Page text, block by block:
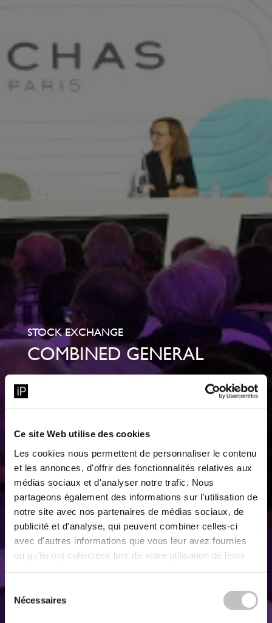
Ce site Web utilise des cookies
Les cookies nous permettent de personnaliser le contenu
et les annonces, d'offrir des fonctionnalités relatives aux
médias sociaux et d'analyser notre trafic. Nous
partageons également des informations sur l'utilisation de
notre site avec nos partenaires de médias sociaux, de
publicité et d'analyse, qui peuvent combiner celles-ci
avec d'autres informations que vous leur avez fournies
ou qu'ils ont collectées lors de votre utilisation de leurs
Sélection
Nécessaires
STOCK EXCHANGE
COMBINED GENERAL
MEETING 2024